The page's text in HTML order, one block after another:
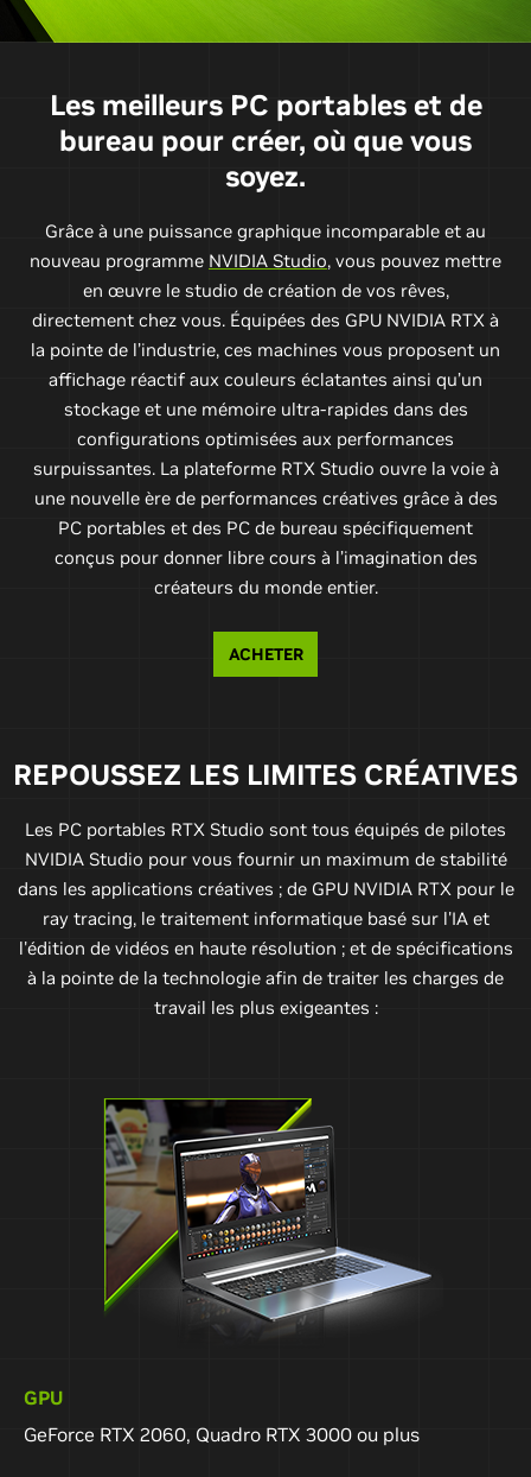
Les meilleurs PC portables et de
bureau pour créer, où que vous
soyez.
Grâce à une puissance graphique incomparable et au
nouveau programme NVIDIA Studio, vous pouvez mettre
en œuvre le studio de création de vos rêves,
directement chez vous. Équipées des GPU NVIDIA RTX à
la pointe de l’industrie, ces machines vous proposent un
affichage réactif aux couleurs éclatantes ainsi qu’un
stockage et une mémoire ultra-rapides dans des
configurations optimisées aux performances
surpuissantes. La plateforme RTX Studio ouvre la voie à
une nouvelle ère de performances créatives grâce à des
PC portables et des PC de bureau spécifiquement
conçus pour donner libre cours à l’imagination des
créateurs du monde entier.
ACHETER
REPOUSSEZ LES LIMITES CRÉATIVES
Les PC portables RTX Studio sont tous équipés de pilotes
NVIDIA Studio pour vous fournir un maximum de stabilité
dans les applications créatives ; de GPU NVIDIA RTX pour le
ray tracing, le traitement informatique basé sur l'IA et
l'édition de vidéos en haute résolution ; et de spécifications
à la pointe de la technologie afin de traiter les charges de
travail les plus exigeantes :
GPU
GeForce RTX 2060, Quadro RTX 3000 ou plus